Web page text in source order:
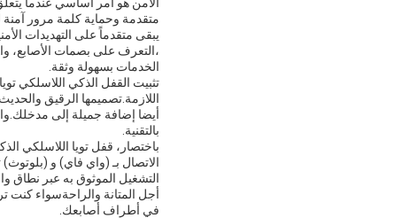
يبقى متقدماً على التهديدات
،التعرف على بصمات الأصابع،
الخدمات بسهولة وثقة.
تثبيت القفل الذكي اللاسلكي
اللازمة.تصميمها الرقيق
أيضا إضافة جميلة إلى
بالتقنية.
باختصار، قفل تويا اللاسلكي
الاتصال بـ (واي فاي) و
أجل المتانة والراحةسواء
في أطراف أصابعك.